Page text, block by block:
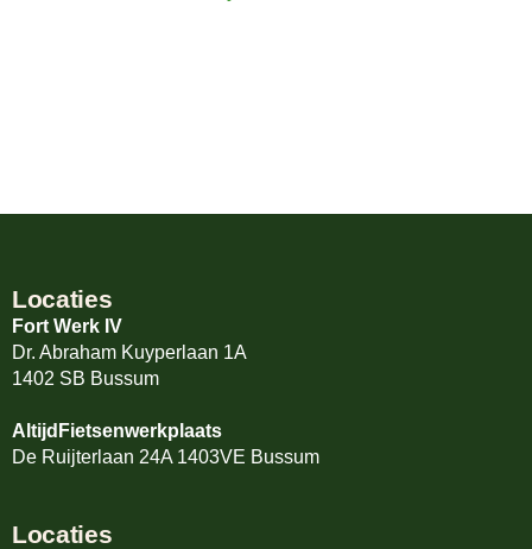
Locaties
Fort Werk IV
Dr. Abraham Kuyperlaan 1A
1402 SB Bussum
AltijdFietsenwerkplaats
De Ruijterlaan 24A 1403VE Bussum
Locaties